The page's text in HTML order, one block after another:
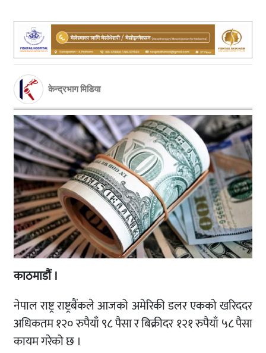
केन्द्रभाग मिडिया
काठमाडौं ।
नेपाल राष्ट्र राष्ट्रबैंकले आजको अमेरिकी डलर एकको खरिददर
अधिकतम १२० रुपैयाँ ९८ पैसा र बिक्रीदर १२१ रुपैयाँ ५८ पैसा
कायम गरेको छ ।